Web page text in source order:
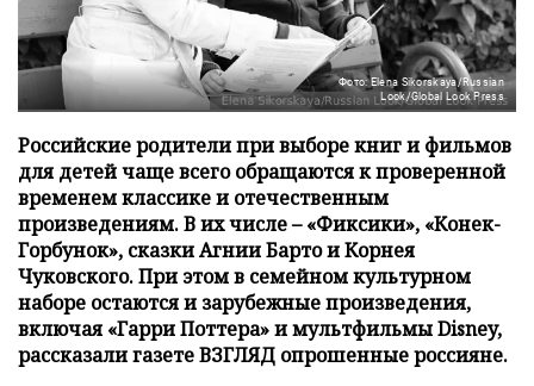
Фото: Elena Sikorskaya/Russian
Look/Global Look Press
Российские родители при выборе книг и фильмов
для детей чаще всего обращаются к проверенной
временем классике и отечественным
произведениям. В их числе – «Фиксики», «Конек-
Горбунок», сказки Агнии Барто и Корнея
Чуковского. При этом в семейном культурном
наборе остаются и зарубежные произведения,
включая «Гарри Поттера» и мультфильмы Disney,
рассказали газете ВЗГЛЯД опрошенные россияне.